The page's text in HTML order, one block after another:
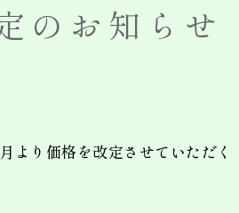
のお知らせ
り価格を改定させていただく